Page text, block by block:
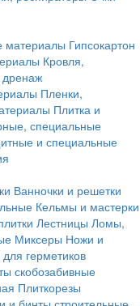
материалы Гипсокартон
Кровля,
дренаж
Пленки,
Плитка и
специальные
и специальные
Ванночки и решетки
Кельмы и мастерки
Лестницы Ломы,
Миксеры Ножи и
герметиков
скобозабивные
Плиткорезы